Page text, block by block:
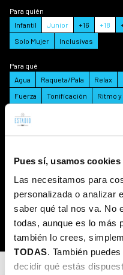
Pues sí, usamos cookies
Las necesitamos para
personalizada o analizar
saber qué tal nos va. No
todas, aunque es lo más
también lo crees,
TODAS. También
decidir qué estás
Para quién
Infantil
Junior +16 +18
Solo Mujer
Inclusivas
Para qué
Agua
Raqueta/Pala Relax
Fuerza
Tonificación
Ritmo
Ritmo/Cardio
Formato
Club OUTDOOR Kluba
Otros
Club de lectura
Charlas
Clubes
Clubes